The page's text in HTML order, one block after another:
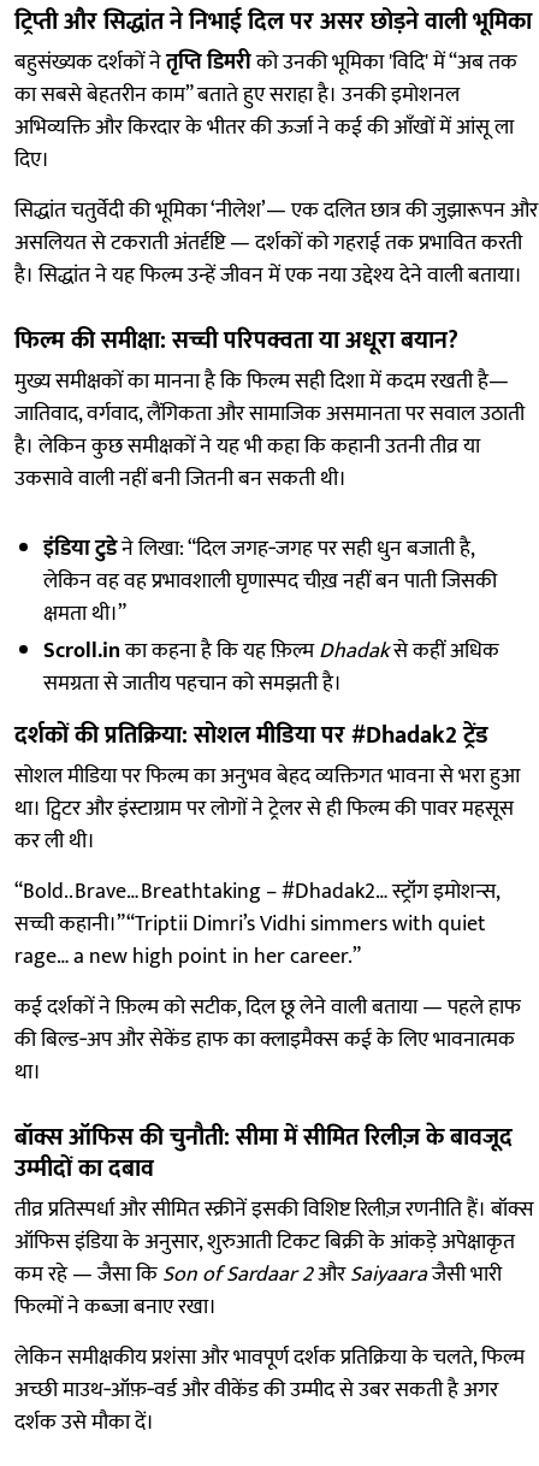
ट्रिप्ती और सिद्धांत ने निभाई दिल पर असर छोड़ने वाली भूमिका
बहुसंख्यक दर्शकों नेतृप्ति डिमरीको उनकी भूमिका 'विदि' में “अब तक
का सबसे बेहतरीन काम” बताते हुए सराहा है। उनकी इमोशनल
अभिव्यक्ति और किरदार के भीतर की ऊर्जा ने कई की आँखों में आंसू ला
दिए।
सिद्धांत चतुर्वेदी की भूमिका ‘नीलेश’— एक दलित छात्र की जुझारूपन और
असलियत से टकराती अंतर्दृष्टि — दर्शकों को गहराई तक प्रभावित करती
है। सिद्धांत ने यह फिल्म उन्हें जीवन में एक नया उद्देश्य देने वाली बताया।
फिल्म की समीक्षा: सच्ची परिपक्वता या अधूरा बयान?
मुख्य समीक्षकों का मानना है कि फिल्म सही दिशा में कदम रखती है—
जातिवाद, वर्गवाद, लैंगिकता और सामाजिक असमानता पर सवाल उठाती
है। लेकिन कुछ समीक्षकों ने यह भी कहा कि कहानी उतनी तीव्र या
उकसावे वाली नहीं बनी जितनी बन सकती थी।
इंडिया टुडेने लिखा: “दिल जगह‑जगह पर सही धुन बजाती है,
लेकिन वह वह प्रभावशाली घृणास्पद चीख़ नहीं बन पाती जिसकी
क्षमता थी।”
Scroll.inका कहना है कि यह फ़िल्मDhadakसे कहीं अधिक
समग्रता से जातीय पहचान को समझती है।
दर्शकों की प्रतिक्रिया: सोशल मीडिया पर #Dhadak2 ट्रेंड
सोशल मीडिया पर फिल्म का अनुभव बेहद व्यक्तिगत भावना से भरा हुआ
था। ट्विटर और इंस्टाग्राम पर लोगों ने ट्रेलर से ही फिल्म की पावर महसूस
कर ली थी।
“Bold.. Brave… Breathtaking – #Dhadak2… स्ट्रॉंग इमोशन्स,
सच्ची कहानी।”“Triptii Dimri’s Vidhi simmers with quiet
rage… a new high point in her career.”
कई दर्शकों ने फ़िल्म को सटीक, दिल छू लेने वाली बताया — पहले हाफ
की बिल्ड‑अप और सेकेंड हाफ का क्लाइमैक्स कई के लिए भावनात्मक
था।
बॉक्स ऑफिस की चुनौती: सीमा में सीमित रिलीज़ के बावजूद
उम्मीदों का दबाव
तीव्र प्रतिस्पर्धा और सीमित स्क्रीनें इसकी विशिष्ट रिलीज़ रणनीति हैं। बॉक्स
ऑफिस इंडिया के अनुसार, शुरुआती टिकट बिक्री के आंकड़े अपेक्षाकृत
कम रहे — जैसा किSon of Sardaar 2औरSaiyaaraजैसी भारी
फिल्मों ने कब्ज़ा बनाए रखा।
लेकिन समीक्षकीय प्रशंसा और भावपूर्ण दर्शक प्रतिक्रिया के चलते, फिल्म
अच्छी माउथ‑ऑफ़‑वर्ड और वीकेंड की उम्मीद से उबर सकती है अगर
दर्शक उसे मौका दें।